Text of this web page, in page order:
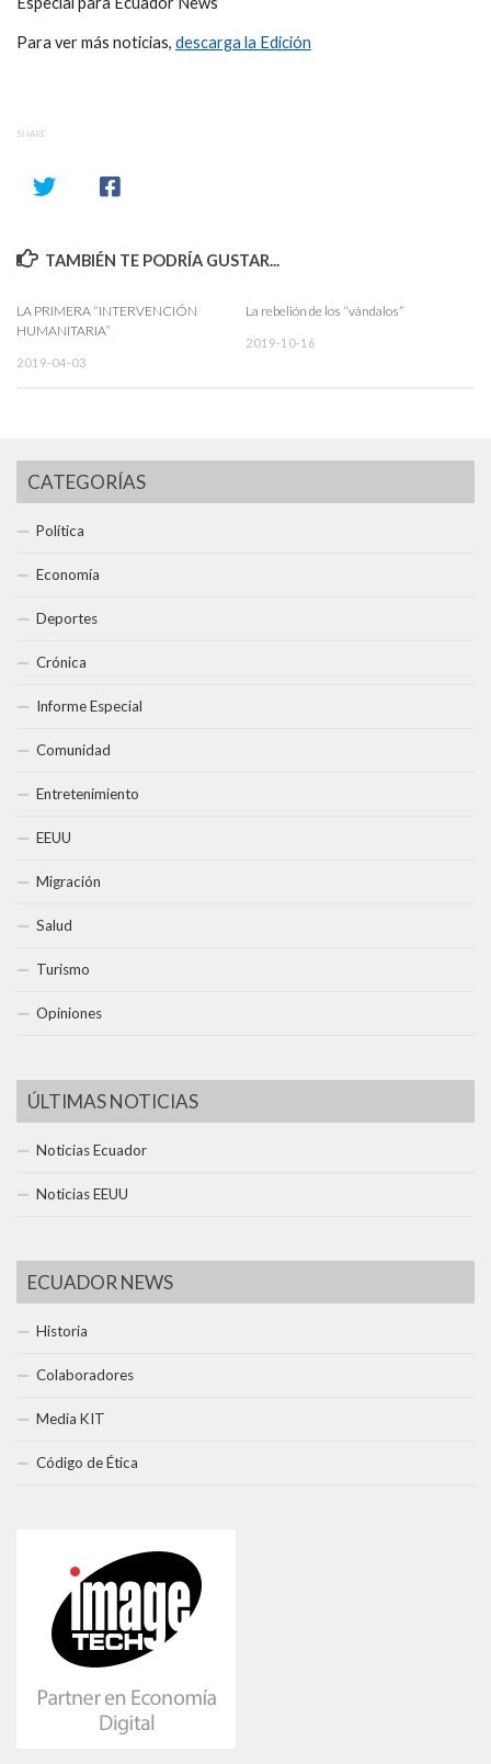
Para ver más noticias, descarga la Edición
SHARE
TAMBIÉN TE PODRÍA GUSTAR...
LA PRIMERA “INTERVENCIÓN
HUMANITARIA”
2019-04-03
La rebelión de los “vándalos”
2019-10-16
CATEGORÍAS
Política
Economía
Deportes
Crónica
Informe Especial
Comunidad
Entretenimiento
EEUU
Migración
Salud
Turismo
Opiniones
ÚLTIMAS NOTICIAS
Noticias Ecuador
Noticias EEUU
ECUADOR NEWS
Historia
Colaboradores
Media KIT
Código de Ética